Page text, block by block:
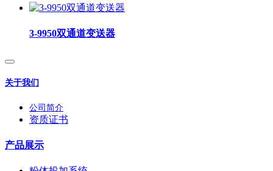
3-9950双通道变送器
关于我们
公司简介
资质证书
产品展示